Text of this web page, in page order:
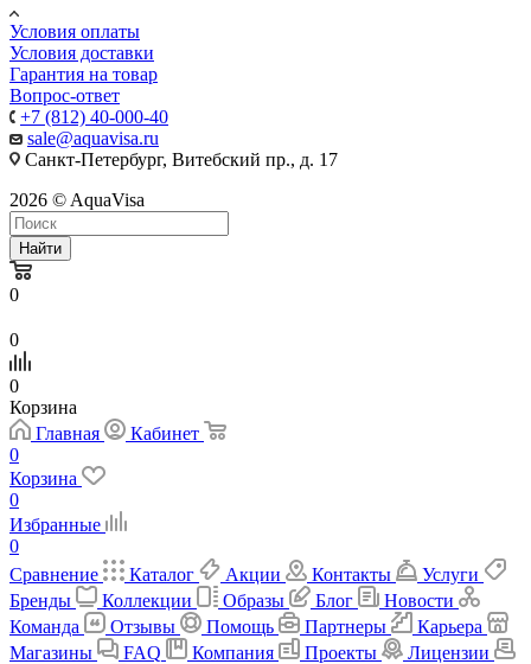
Условия оплаты
Условия доставки
Гарантия на товар
Вопрос-ответ
+7 (812) 40-000-40
sale@aquavisa.ru
Санкт-Петербург, Витебский пр., д. 17
2026 © AquaVisa
Найти
0
0
0
Корзина
Главная
Кабинет
0
Корзина
0
Избранные
0
Сравнение
Каталог Акции Контакты
Услуги
Бренды
Коллекции Образы Блог
Новости
Команда
Отзывы Помощь Партнеры
Карьера
Магазины
FAQ Компания Проекты
Лицензии